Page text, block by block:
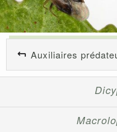
Auxiliaires